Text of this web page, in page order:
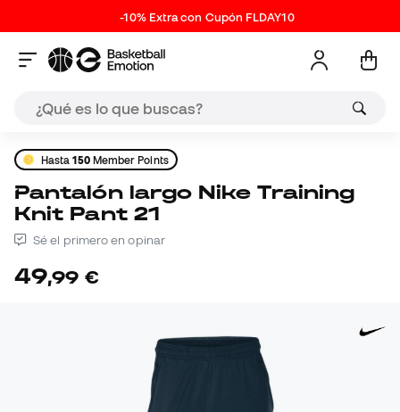
-10% Extra con Cupón FLDAY10
Hasta150Member Points
Pantalón largo Nike Training
Knit Pant 21
Sé el primero en opinar
49,99 €